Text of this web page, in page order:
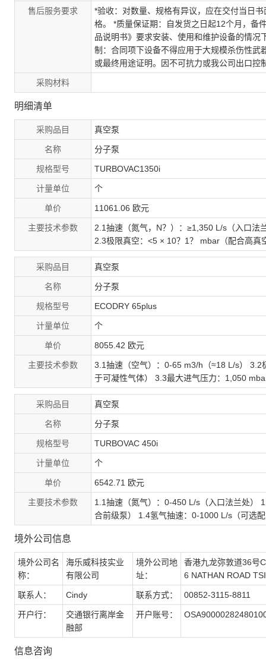
售后服务要求
*验收：对数量、规格有异议，应在交付当日
格。 *质量保证期：自发货之日起12个月，备
品说明书》要求安装、使用和维护设备的情
制：合同项下设备不得应用于大规模杀伤性
或最终用途证明。因不可抗力或我公司出口控
采购材料
明细清单
采购品目 真空泵
名称 分子泵
规格型号 TURBOVAC1350i
计量单位 个
单价 11061.06 欧元
主要技术参数
2.1抽速（氮气，N？）：≥1,350 L/s（入口法
2.3极限真空：<5 × 10？1？ mbar（配合高
采购品目 真空泵
名称 分子泵
规格型号 ECODRY 65plus
计量单位 个
单价 8055.42 欧元
主要技术参数
3.1抽速（空气）：0-65 m3/h（≈18 L/s）
于可凝性气体） 3.3最大进气压力：1,050
采购品目 真空泵
名称 分子泵
规格型号 TURBOVAC 450i
计量单位 个
单价 6542.71 欧元
主要技术参数
1.1抽速（氮气）：0-450 L/s（入口法兰处）
合前级泵） 1.4氢气抽速：0-1000 L/s（可选
境外公司信息
境外公司名
称：
海乐威科技实业
有限公司
境外公司地
址：
香港九龙弥敦道36号
6 NATHAN ROAD
联系人： Cindy 联系方式： 00852-3115-8811
开户行：
交通银行离岸金
融部
开户账号：
信息咨询